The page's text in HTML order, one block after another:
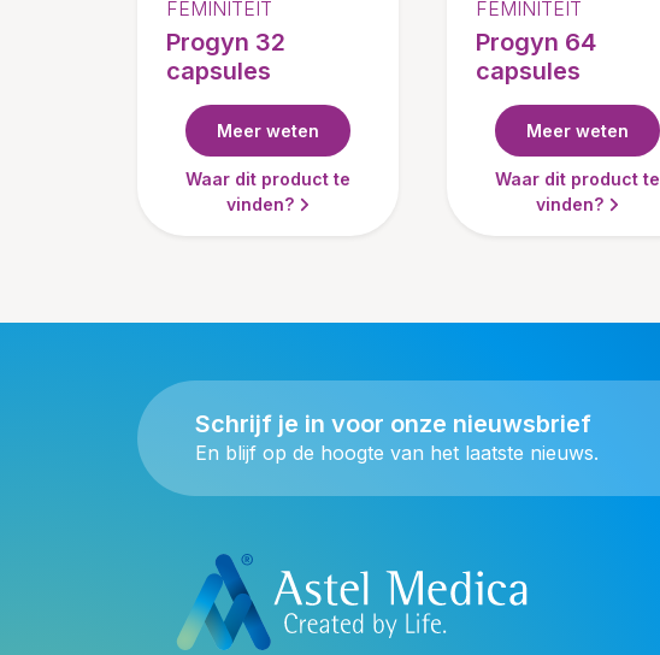
FEMINITEIT
Progyn 32
capsules
Meer weten
Waar dit product te
vinden?
FEMINITEIT
Progyn 64
capsules
Meer weten
Waar dit product te
vinden?
Schrijf je in voor onze nieuwsbrief
En blijf op de hoogte van het laatste nieuws.